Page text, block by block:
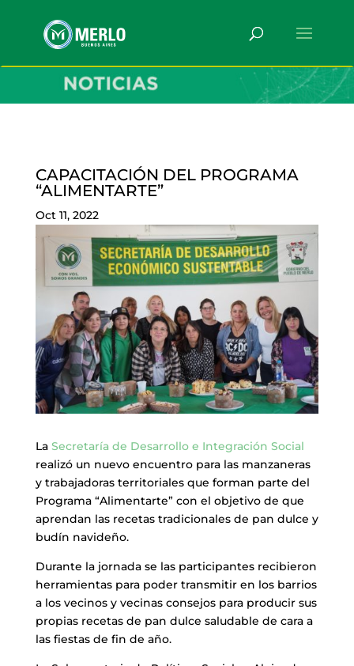
CAPACITACIÓN DEL PROGRAMA
“ALIMENTARTE”
Oct 11, 2022
La Secretaría de Desarrollo e Integración Social
realizó un nuevo encuentro para las manzaneras
y trabajadoras territoriales que forman parte del
Programa “Alimentarte” con el objetivo de que
aprendan las recetas tradicionales de pan dulce y
budín navideño.
Durante la jornada se las participantes recibieron
herramientas para poder transmitir en los barrios
a los vecinos y vecinas consejos para producir sus
propias recetas de pan dulce saludable de cara a
las fiestas de fin de año.